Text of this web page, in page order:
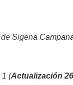
Sigena
1 (Actualización